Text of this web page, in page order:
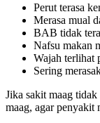
Perut terasa
Merasa mual
BAB tidak
Nafsu makan
Wajah terlihat
Sering
Jika sakit maag
maag, agar penyakit